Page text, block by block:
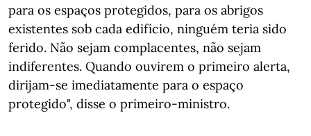
para os espaços protegidos, para os abrigos
existentes sob cada edifício, ninguém teria sido
ferido. Não sejam complacentes, não sejam
indiferentes. Quando ouvirem o primeiro alerta,
dirijam-se imediatamente para o espaço
protegido", disse o primeiro-ministro.